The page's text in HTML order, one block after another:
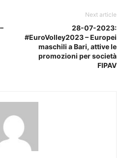
Next article
28-07-2023:
#EuroVolley2023 – Europei
maschili a Bari, attive le
promozioni per società
FIPAV